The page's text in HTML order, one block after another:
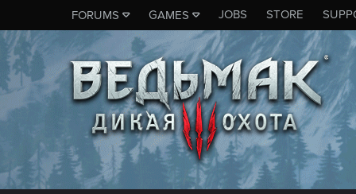
FORUMS GAMES JOBS STORE